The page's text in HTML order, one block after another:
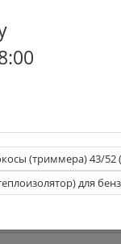
(триммера) 43/52
для